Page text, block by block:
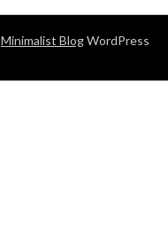
Minimalist BlogWordPress